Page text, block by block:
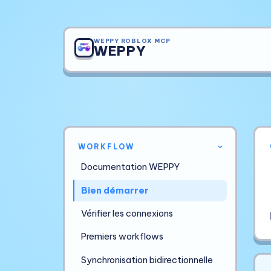
WEPPY ROBLOX MCP
WEPPY
WORKFLOW ›
Documentation WEPPY
Bien démarrer
Vérifier les connexions
Premiers workflows
Synchronisation bidirectionnelle